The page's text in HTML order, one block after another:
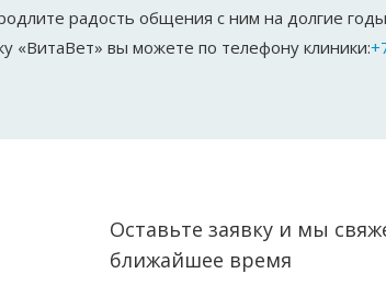
радость общения с ним на долгие
«ВитаВет» вы можете по телефону клиники:
Оставьте заявку и мы
ближайшее время